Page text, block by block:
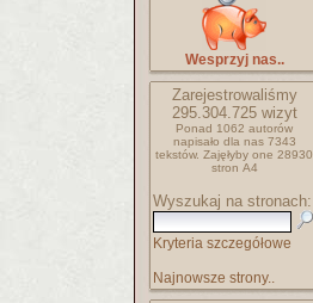
Wesprzyj nas..
Zarejestrowaliśmy
295.304.725wizyt
Ponad 1062 autorów
napisało dla nas 7343
tekstów. Zajęłyby one 28930
stron A4
Wyszukaj na stronach:
Kryteria szczegółowe
Najnowsze strony..